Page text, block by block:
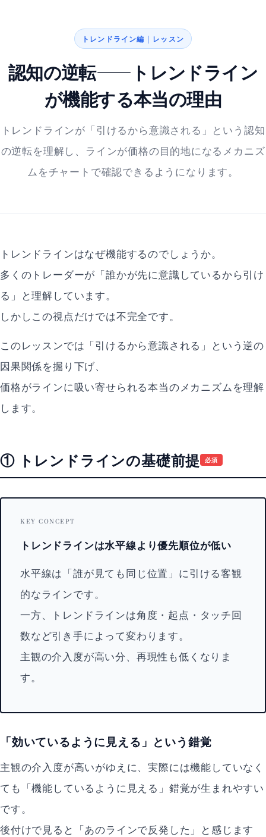
トレンドライン編 | レッスン
認知の逆転——トレンドライン
が機能する本当の理由
トレンドラインが「引けるから意識される」という認知
の逆転を理解し、ラインが価格の目的地になるメカニズ
ムをチャートで確認できるようになります。
トレンドラインはなぜ機能するのでしょうか。
多くのトレーダーが「誰かが先に意識しているから引け
る」と理解しています。
しかしこの視点だけでは不完全です。
このレッスンでは「引けるから意識される」という逆の
因果関係を掘り下げ、
価格がラインに吸い寄せられる本当のメカニズムを理解
します。
① トレンドラインの基礎前提 必須
KEY CONCEPT
トレンドラインは水平線より優先順位が低い
水平線は「誰が見ても同じ位置」に引ける客観
的なラインです。
一方、トレンドラインは角度・起点・タッチ回
数など引き手によって変わります。
主観の介入度が高い分、再現性も低くなりま
す。
「効いているように見える」という錯覚
主観の介入度が高いがゆえに、実際には機能していなく
ても「機能しているように見える」錯覚が生まれやすい
です。
後付けで見ると「あのラインで反発した」と感じます